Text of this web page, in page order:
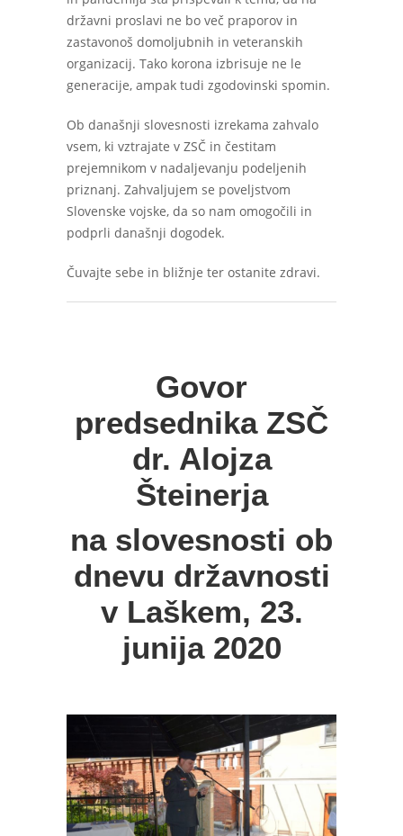
državni proslavi ne bo več praporov in
zastavonoš domoljubnih in veteranskih
organizacij. Tako korona izbrisuje ne le
generacije, ampak tudi zgodovinski spomin.
Ob današnji slovesnosti izrekama zahvalo
vsem, ki vztrajate v ZSČ in čestitam
prejemnikom v nadaljevanju podeljenih
priznanj. Zahvaljujem se poveljstvom
Slovenske vojske, da so nam omogočili in
podprli današnji dogodek.
Čuvajte sebe in bližnje ter ostanite zdravi.
Govor
predsednika ZSČ
dr. Alojza
Šteinerja
na slovesnosti ob
dnevu državnosti
v Laškem, 23.
junija 2020